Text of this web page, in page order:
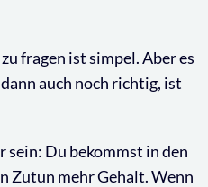
fragen ist simpel. Aber es
auch noch richtig, ist
sein: Du bekommst in den
Zutun mehr Gehalt. Wenn